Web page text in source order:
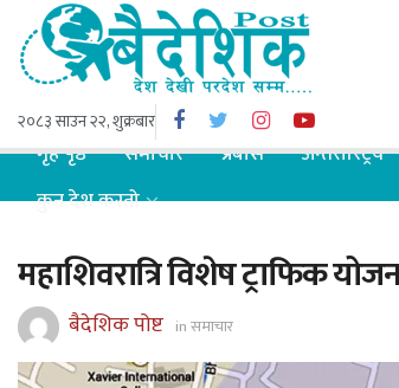
२०८३ साउन २२, शुक्रबार
गृह पृष्ठ समाचार प्रबास अन्तरास्ट्रिय
कुन देश कस्तो
महाशिवरात्रि विशेष ट्राफिक
बैदेशिक पोष्ट inसमाचार